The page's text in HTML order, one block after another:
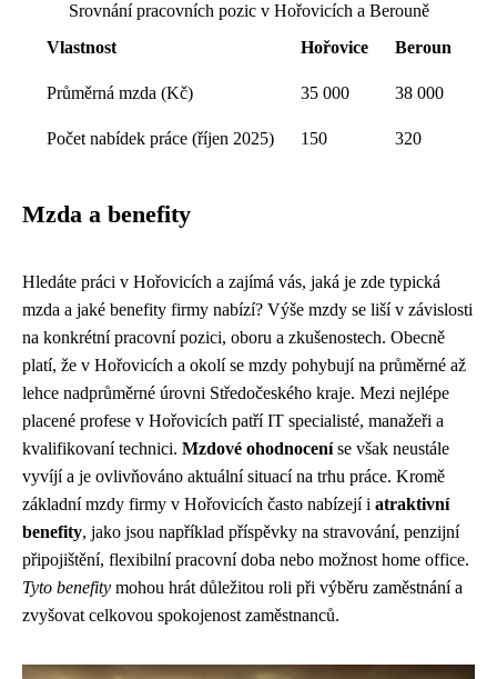
Srovnání pracovních pozic v Hořovicích a Berouně
Vlastnost
Hořovice Beroun
Průměrná mzda (Kč) 35 000 38 000
Počet nabídek práce (říjen 2025) 150 320
Mzda a benefity
Hledáte práci v Hořovicích a zajímá vás, jaká je zde typická
mzda a jaké benefity firmy nabízí? Výše mzdy se liší v závislosti
na konkrétní pracovní pozici, oboru a zkušenostech. Obecně
platí, že v Hořovicích a okolí se mzdy pohybují na průměrné až
lehce nadprůměrné úrovni Středočeského kraje. Mezi nejlépe
placené profese v Hořovicích patří IT specialisté, manažeři a
kvalifikovaní technici. Mzdové ohodnoceníse však neustále
vyvíjí a je ovlivňováno aktuální situací na trhu práce. Kromě
základní mzdy firmy v Hořovicích často nabízejí i atraktivní
benefity, jako jsou například příspěvky na stravování, penzijní
připojištění, flexibilní pracovní doba nebo možnost home office.
Tyto benefity mohou hrát důležitou roli při výběru zaměstnání a
zvyšovat celkovou spokojenost zaměstnanců.